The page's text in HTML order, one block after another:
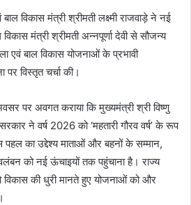
विकास मंत्री श्रीमती लक्ष्मी राजवाड़े ने नई
मंत्री श्रीमती अन्नपूर्णा देवी से सौजन्य
एवं बाल विकास योजनाओं के प्रभावी
पर विस्तृत चर्चा की।
पर अवगत कराया कि मुख्यमंत्री श्री विष्णु
ने वर्ष 2026 को ‘महतारी गौरव वर्ष’ के रूप
पहल का उद्देश्य माताओं और बहनों के सम्मान,
को नई ऊंचाइयों तक पहुंचाना है। राज्य
की धुरी मानते हुए योजनाओं को और